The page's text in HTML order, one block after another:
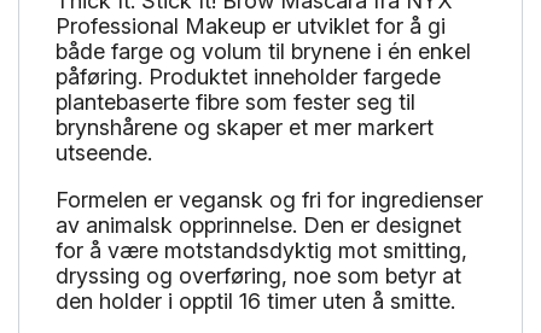
Professional Makeup er utviklet for å gi
både farge og volum til brynene i én enkel
påføring. Produktet inneholder fargede
plantebaserte fibre som fester seg til
brynshårene og skaper et mer markert
utseende.
Formelen er vegansk og fri for ingredienser
av animalsk opprinnelse. Den er designet
for å være motstandsdyktig mot smitting,
dryssing og overføring, noe som betyr at
den holder i opptil 16 timer uten å smitte.